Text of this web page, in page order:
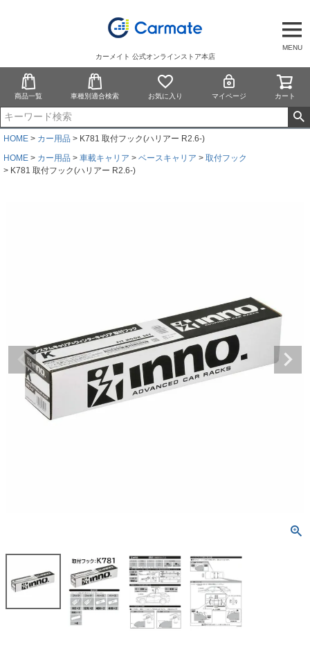
MENU
カーメイト 公式オンラインストア本店
商品一覧 車種別適合検索 お気に入り マイページ カート
HOME カー用品
K781 取付フック(ハリアー R2.6-)
HOME
カー用品 車載キャリア ベースキャリア
取付フック
K781 取付フック(ハリアー R2.6-)